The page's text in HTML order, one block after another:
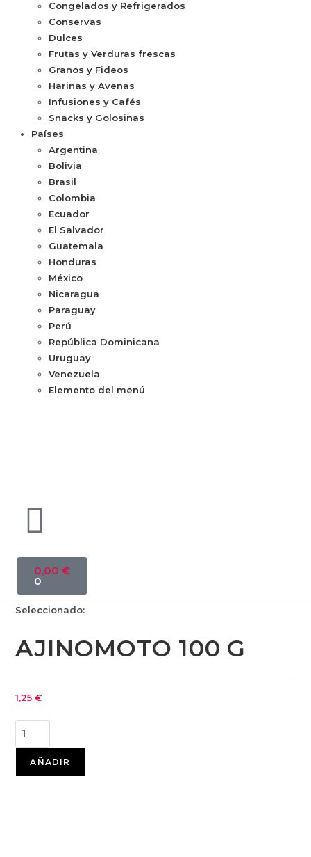
Congelados y Refrigerados
Conservas
Dulces
Frutas y Verduras frescas
Granos y Fideos
Harinas y Avenas
Infusiones y Cafés
Snacks y Golosinas
Países
Argentina
Bolivia
Brasil
Colombia
Ecuador
El Salvador
Guatemala
Honduras
México
Nicaragua
Paraguay
Perú
República Dominicana
Uruguay
Venezuela
Elemento del menú
0,00 €
0
Seleccionado:
AJINOMOTO 100 G
1,25€
AÑADIR